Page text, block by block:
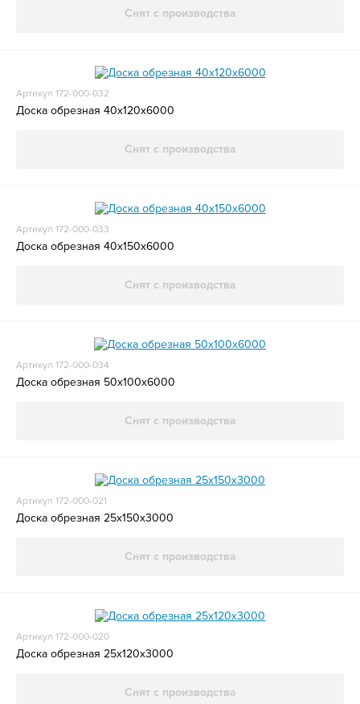
Снят с производства
Артикул 172-000-032
Доска обрезная 40x120x6000
Снят с производства
Артикул 172-000-033
Доска обрезная 40x150x6000
Снят с производства
Артикул 172-000-034
Доска обрезная 50x100x6000
Снят с производства
Артикул 172-000-021
Доска обрезная 25x150x3000
Снят с производства
Артикул 172-000-020
Доска обрезная 25x120x3000
Снят с производства